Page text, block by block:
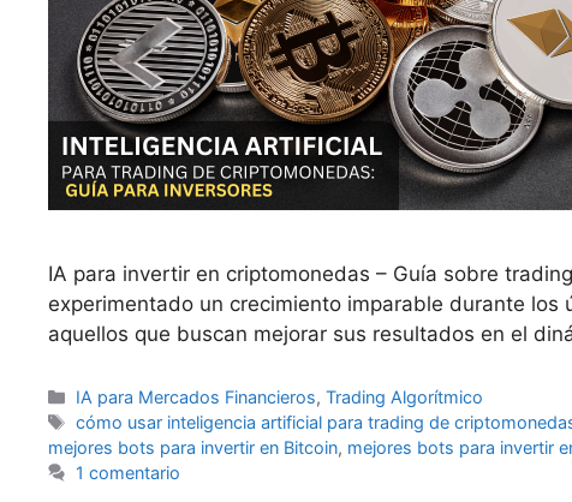
IA para invertir en criptomonedas – Guía sobre
experimentado un crecimiento imparable durante
aquellos que buscan mejorar sus resultados en el
Categorías
IA para Mercados Financieros,Trading Algorítmico
Etiquetas
cómo usar inteligencia artificial para trading de
mejores bots para invertir en Bitcoin, mejores bots para invertir
1 comentario